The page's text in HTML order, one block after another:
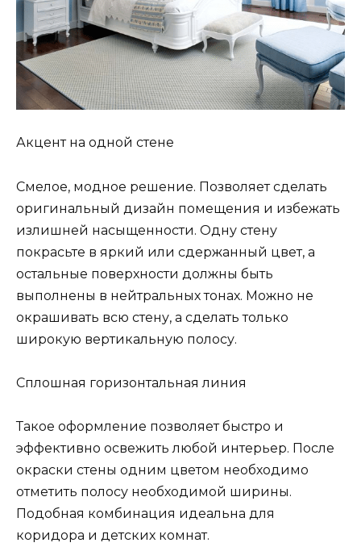
Акцент на одной стене
Смелое, модное решение. Позволяет сделать
оригинальный дизайн помещения и избежать
излишней насыщенности. Одну стену
покрасьте в яркий или сдержанный цвет, а
остальные поверхности должны быть
выполнены в нейтральных тонах. Можно не
окрашивать всю стену, а сделать только
широкую вертикальную полосу.
Сплошная горизонтальная линия
Такое оформление позволяет быстро и
эффективно освежить любой интерьер. После
окраски стены одним цветом необходимо
отметить полосу необходимой ширины.
Подобная комбинация идеальна для
коридора и детских комнат.